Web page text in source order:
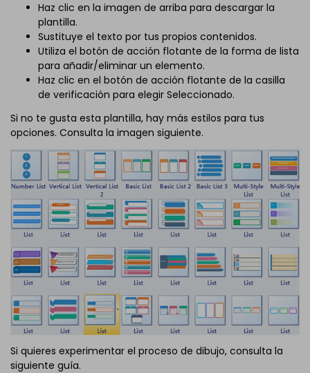
Haz clic en la imagen de arriba para descargar la
plantilla.
Sustituye el texto por tus propios contenidos.
Utiliza el botón de acción flotante de la forma de lista
para añadir/eliminar un elemento.
Haz clic en el botón de acción flotante de la casilla
de verificación para elegir Seleccionado.
Si no te gusta esta plantilla, hay más estilos para tus
opciones. Consulta la imagen siguiente.
Si quieres experimentar el proceso de dibujo, consulta la
siguiente guía.